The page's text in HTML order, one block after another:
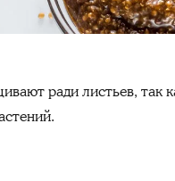
ради листьев, так